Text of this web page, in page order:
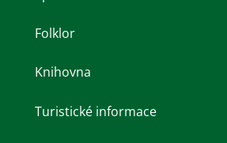
Folklor
Knihovna
Turistické informace